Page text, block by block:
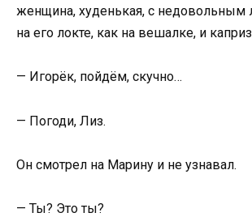
женщина, худенькая, с недовольным
на его локте, как на вешалке, и
— Игорёк, пойдём, скучно…
— Погоди, Лиз.
Он смотрел на Марину и не узнавал.
— Ты? Это ты?